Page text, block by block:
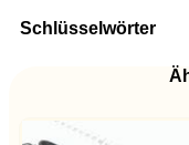
Schlüsselwörter